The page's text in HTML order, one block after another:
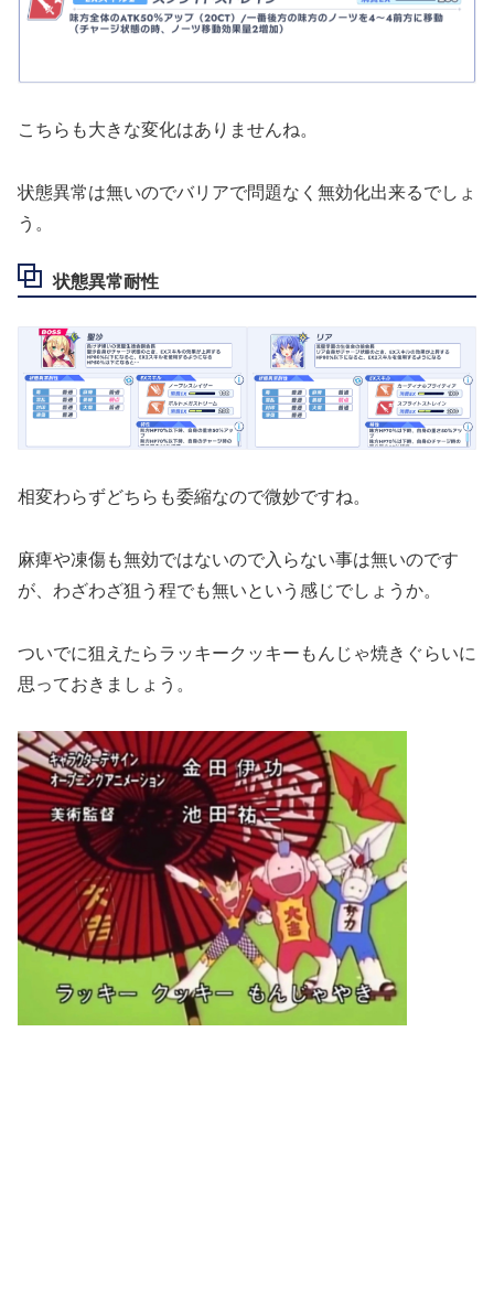
こちらも大きな変化はありませんね。
状態異常は無いのでバリアで問題なく無効化出来るでしょ
う。
状態異常耐性
相変わらずどちらも委縮なので微妙ですね。
麻痺や凍傷も無効ではないので入らない事は無いのです
が、わざわざ狙う程でも無いという感じでしょうか。
ついでに狙えたらラッキークッキーもんじゃ焼きぐらいに
思っておきましょう。